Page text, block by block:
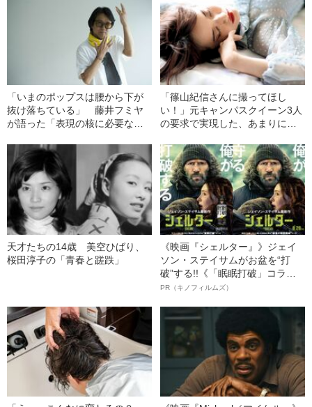
「いまのポップスは腰から下が
抜け落ちている」 藤井フミヤ
が語った「表現の核に必要な色
「篠山紀信さんに撮ってほし
い！」元キャンパスクイーン3人
の要求で実現した、あまりに新
天才たちの14歳 美空ひばり、
桜田淳子の「青春と蹉跌」
《映画『シェルター』》ジェイ
ソン・ステイサムがお盆を“打
破”する!!《「眠眠打破」コラ
ボ》
PR（キノフィルムズ）